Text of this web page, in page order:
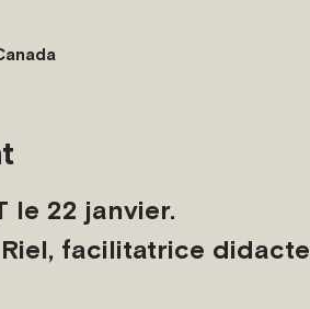
le 22 janvier.
facilitatrice didacte